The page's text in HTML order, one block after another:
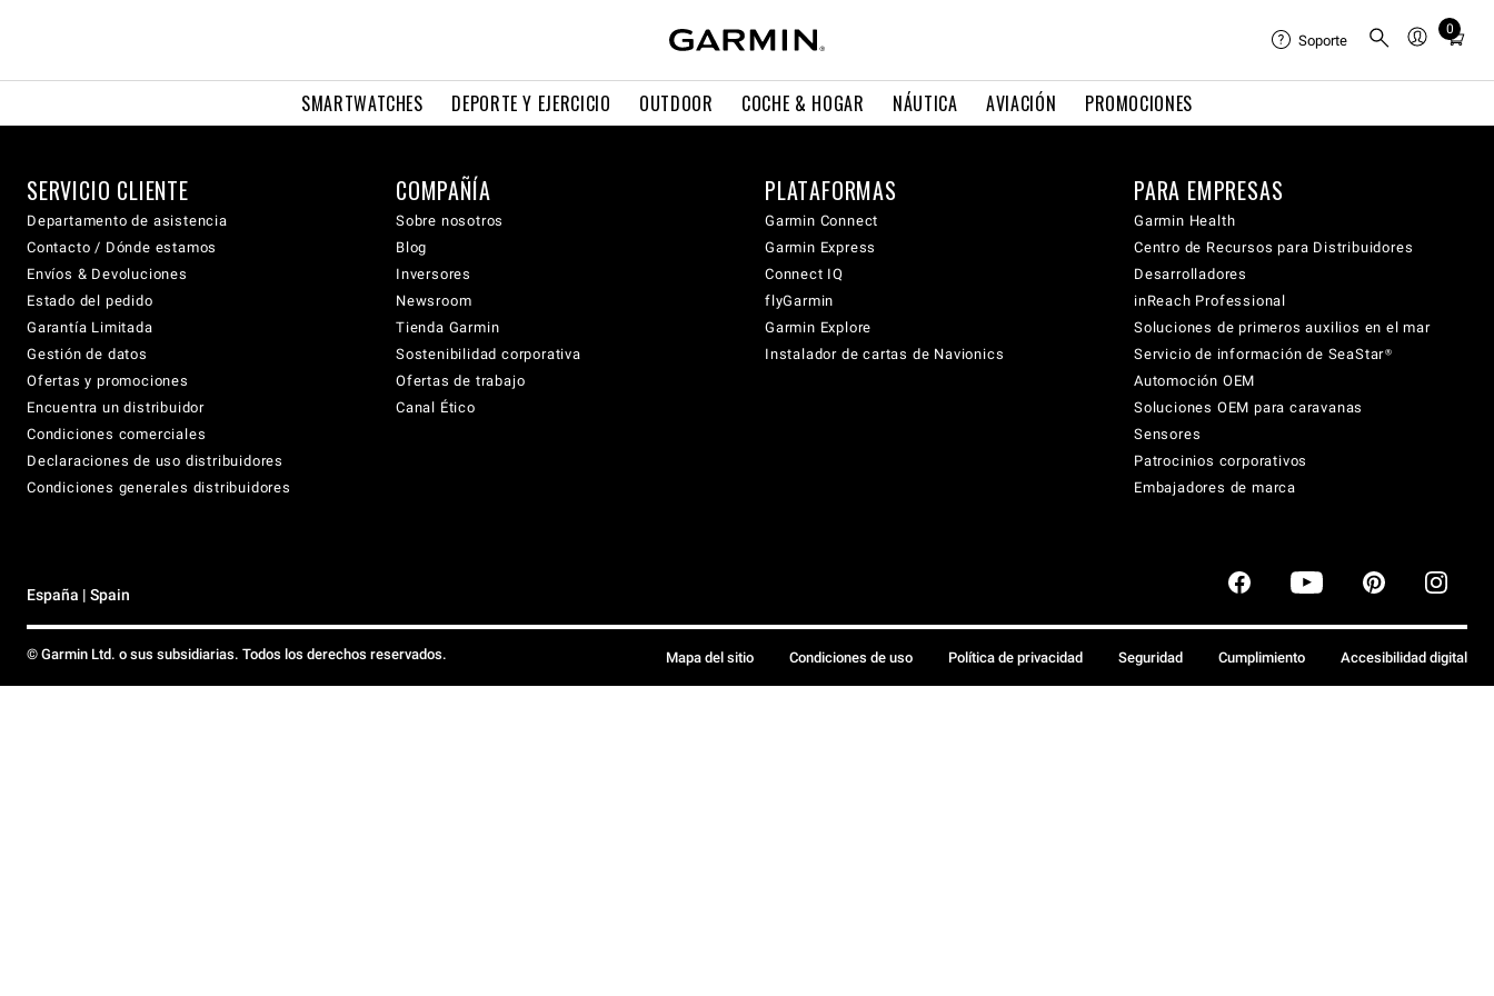
SMARTWATCHES DEPORTE Y EJERCICIO OUTDOOR COCHE & HOGAR NÁUTICA AVIACIÓN PROMOCIONES
Soporte
0
Total
cart:
SERVICIO CLIENTE
Departamento de asistencia
Contacto / Dónde estamos
Envíos & Devoluciones
Estado del pedido
Garantía Limitada
Gestión de datos
Ofertas y promociones
Encuentra un distribuidor
Condiciones comerciales
Declaraciones de uso distribuidores
Condiciones generales distribuidores
COMPAÑÍA
Sobre nosotros
Blog
Inversores
Newsroom
Tienda Garmin
Sostenibilidad corporativa
Ofertas de trabajo
Canal Ético
PLATAFORMAS
Garmin Connect
Garmin Express
Connect IQ
flyGarmin
Garmin Explore
Instalador de cartas de Navionics
PARA EMPRESAS
Garmin Health
Centro de Recursos para Distribuidores
Desarrolladores
inReach Professional
Soluciones de primeros auxilios en el mar
Servicio de información de SeaStar®
Automoción OEM
Soluciones OEM para caravanas
Sensores
Patrocinios corporativos
Embajadores de marca
España | Spain
© Garmin Ltd. o sus subsidiarias. Todos los derechos reservados. Mapa del sitio Condiciones de uso Política de privacidad Seguridad Cumplimiento Accesibilidad digital